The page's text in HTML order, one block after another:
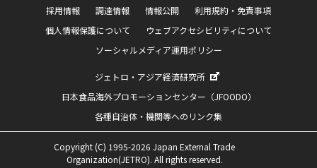
採用情報 調達情報 情報公開
利用規約・免責事項
個人情報保護について
ウェブアクセシビリティについて
ソーシャルメディア運用ポリシー
ジェトロ・アジア経済研究所
日本食品海外プロモーションセンター（JFOODO）
各種自治体・機関等へのリンク集
Copyright (C) 1995-2026 Japan External Trade
Organization(JETRO). All rights reserved.